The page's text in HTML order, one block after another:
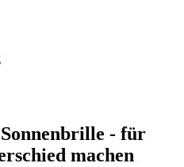
- für
machen